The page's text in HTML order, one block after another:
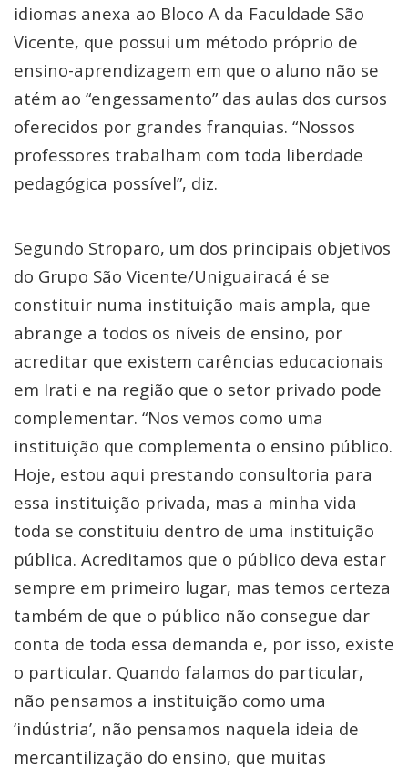
idiomas anexa ao Bloco A da Faculdade São
Vicente, que possui um método próprio de
ensino-aprendizagem em que o aluno não se
atém ao “engessamento” das aulas dos cursos
oferecidos por grandes franquias. “Nossos
professores trabalham com toda liberdade
pedagógica possível”, diz.
Segundo Stroparo, um dos principais objetivos
do Grupo São Vicente/Uniguairacá é se
constituir numa instituição mais ampla, que
abrange a todos os níveis de ensino, por
acreditar que existem carências educacionais
em Irati e na região que o setor privado pode
complementar. “Nos vemos como uma
instituição que complementa o ensino público.
Hoje, estou aqui prestando consultoria para
essa instituição privada, mas a minha vida
toda se constituiu dentro de uma instituição
pública. Acreditamos que o público deva estar
sempre em primeiro lugar, mas temos certeza
também de que o público não consegue dar
conta de toda essa demanda e, por isso, existe
o particular. Quando falamos do particular,
não pensamos a instituição como uma
‘indústria’, não pensamos naquela ideia de
mercantilização do ensino, que muitas